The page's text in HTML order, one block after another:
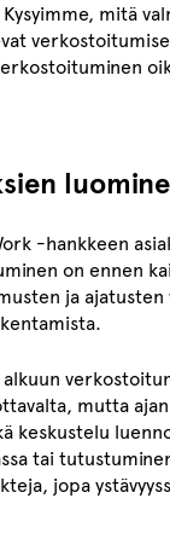
mitä
-hankkeen
on ennen
ja ajatusten
mutta ajan
keskustelu
tai
jopa